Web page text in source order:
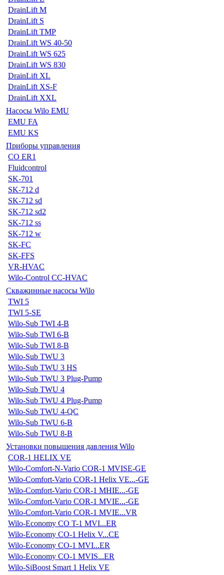
DrainLift M
DrainLift S
DrainLift TMP
DrainLift WS 40-50
DrainLift WS 625
DrainLift WS 830
DrainLift XL
DrainLift XS-F
DrainLift XXL
Насосы Wilo EMU
EMU FA
EMU KS
Приборы управления
CO ER1
Fluidcontrol
SK-701
SK-712 d
SK-712 sd
SK-712 sd2
SK-712 ss
SK-712 w
SK-FC
SK-FFS
VR-HVAC
Wilo-Control CC-HVAC
Скважинные насосы Wilo
TWI 5
TWI 5-SE
Wilo-Sub TWI 4-B
Wilo-Sub TWI 6-B
Wilo-Sub TWI 8-B
Wilo-Sub TWU 3
Wilo-Sub TWU 3 HS
Wilo-Sub TWU 3 Plug-Pump
Wilo-Sub TWU 4
Wilo-Sub TWU 4 Plug-Pump
Wilo-Sub TWU 4-QC
Wilo-Sub TWU 6-B
Wilo-Sub TWU 8-B
Установки повышения давления Wilo
COR-1 HELIX VE
Wilo-Comfort-N-Vario COR-1 MVISE-GE
Wilo-Comfort-Vario COR-1 Helix VE...-GE
Wilo-Comfort-Vario COR-1 MHIE...-GE
Wilo-Comfort-Vario COR-1 MVIE...-GE
Wilo-Comfort-Vario COR-1 MVIE...VR
Wilo-Economy CO T-1 MVI...ER
Wilo-Economy CO-1 Helix V...CE
Wilo-Economy CO-1 MVI...ER
Wilo-Economy CO-1 MVIS...ER
Wilo-SiBoost Smart 1 Helix VE